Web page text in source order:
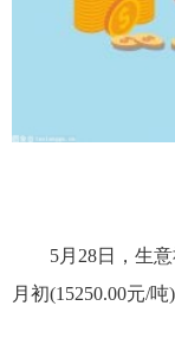
5月28日，生
月初(15250.00元/